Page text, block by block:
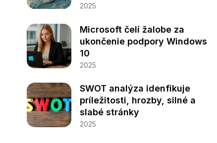
2025
Microsoft čelí žalobe za
ukončenie podpory Windows
10
2025
SWOT analýza idenfikuje
príležitosti, hrozby, silné a
slabé stránky
2025